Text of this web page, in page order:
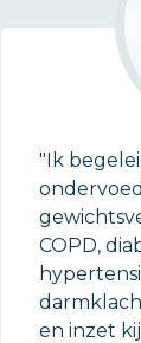
"Ik
COPD,
en inzet